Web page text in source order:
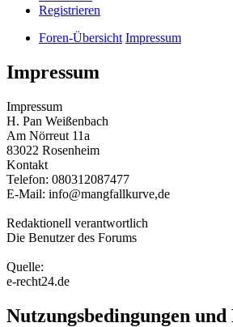
Registrieren
Foren-Übersicht Impressum
Impressum
Impressum
H. Pan Weißenbach
Am Nörreut 11a
83022 Rosenheim
Kontakt
Telefon: 080312087477
E-Mail: info@mangfallkurve,de
Redaktionell verantwortlich
Die Benutzer des Forums
Quelle:
e-recht24.de
Nutzungsbedingungen